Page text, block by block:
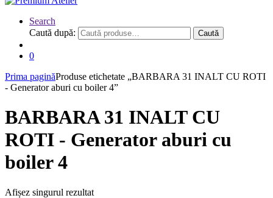
Search
Caută după:
Caută
0
Prima paginăProduse etichetate „BARBARA 31 INALT CU ROTI
- Generator aburi cu boiler 4”
BARBARA 31 INALT CU
ROTI - Generator aburi cu
boiler 4
Afișez singurul rezultat